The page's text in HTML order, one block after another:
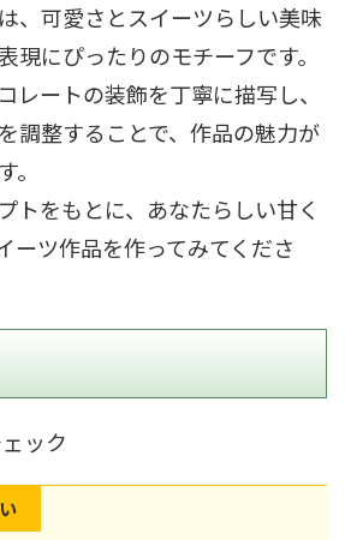
、可愛さとスイーツらしい美味
現にぴったりのモチーフです。
レートの装飾を丁寧に描写し、
調整することで、作品の魅力が
トをもとに、あなたらしい甘く
ーツ作品を作ってみてくださ
ック